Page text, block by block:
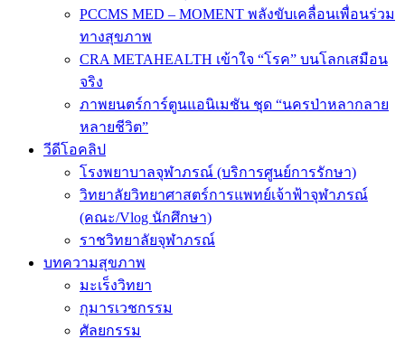
PCCMS MED – MOMENT พลังขับเคลื่อนเพื่อนร่วม
ทางสุขภาพ
CRA METAHEALTH เข้าใจ “โรค” บนโลกเสมือน
จริง
ภาพยนตร์การ์ตูนแอนิเมชัน ชุด “นครป่าหลากลาย
หลายชีวิต”
วีดีโอคลิป
โรงพยาบาลจุฬาภรณ์ (บริการศูนย์การรักษา)
วิทยาลัยวิทยาศาสตร์การแพทย์เจ้าฟ้าจุฬาภรณ์
(คณะ/Vlog นักศึกษา)
ราชวิทยาลัยจุฬาภรณ์
บทความสุขภาพ
มะเร็งวิทยา
กุมารเวชกรรม
ศัลยกรรม